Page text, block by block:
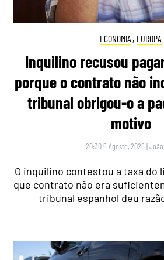
ECONOMIA , EUROPA
Inquilino recusou
porque o contrato não
tribunal obrigou-o a
motivo
20:30 5 Agosto, 2026 |
O inquilino contestou a taxa do
que contrato não era
tribunal espanhol deu